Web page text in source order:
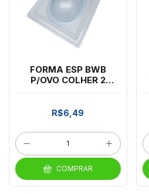
FORMA ESP BWB
P/OVO COLHER 2
R$6,49
COMPRAR